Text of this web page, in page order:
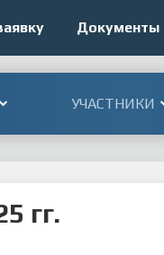
Документы
УЧАСТНИКИ
гг.